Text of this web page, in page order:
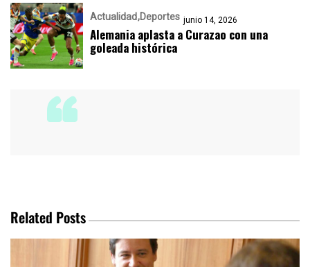
Actualidad Deportes junio 14, 2026
Alemania aplasta a Curazao con una
goleada histórica
Related Posts